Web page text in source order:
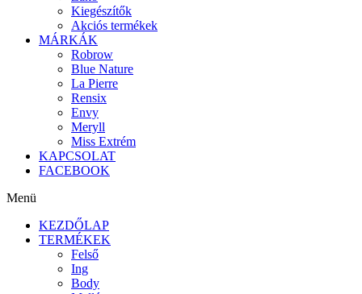
Kiegészítők
Akciós termékek
MÁRKÁK
Robrow
Blue Nature
La Pierre
Rensix
Envy
Meryll
Miss Extrém
KAPCSOLAT
FACEBOOK
Menü
KEZDŐLAP
TERMÉKEK
Felső
Ing
Body